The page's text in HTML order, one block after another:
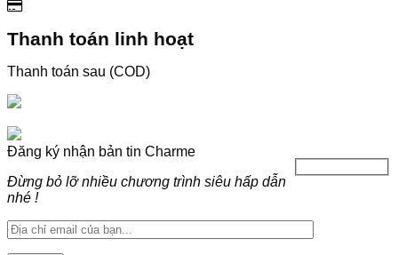
Thanh toán linh hoạt
Thanh toán sau (COD)
Đăng ký nhận bản tin Charme
Đừng bỏ lỡ nhiều chương trình siêu hấp dẫn
nhé !